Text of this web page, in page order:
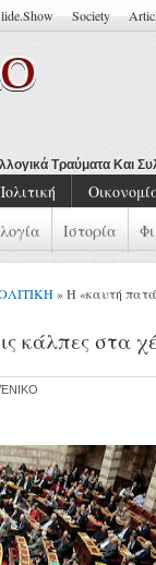
Society
Ιστορία
» Η «καυτή
κάλπες στα